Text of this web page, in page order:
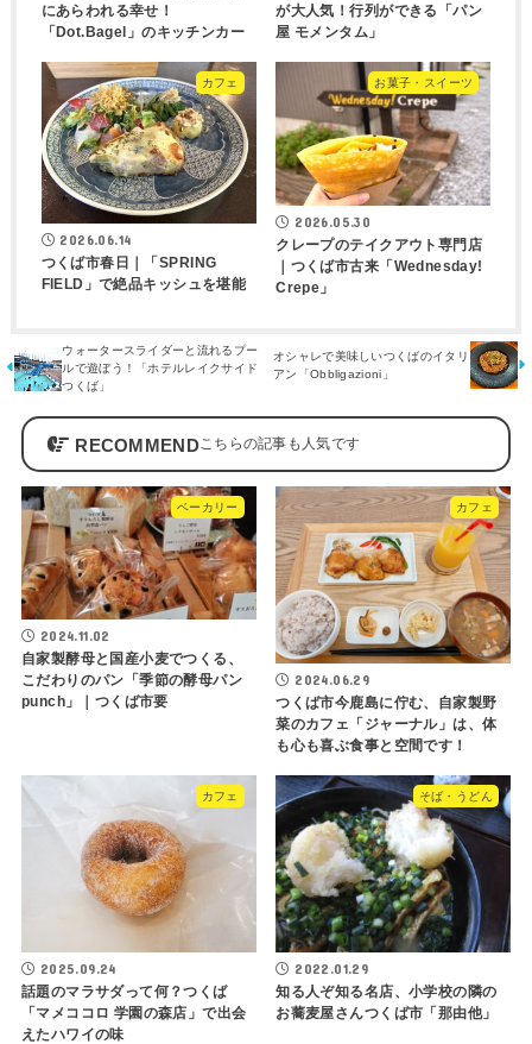
にあらわれる幸せ！
「Dot.Bagel」のキッチンカー
が大人気！行列ができる「パン
屋 モメンタム」
カフェ
2026.06.14
つくば市春日｜「SPRING
FIELD」で絶品キッシュを堪能
お菓子・スイーツ
2026.05.30
クレープのテイクアウト専門店
｜つくば市古来「Wednesday!
Crepe」
ウォータースライダーと流れるプー
ルで遊ぼう！「ホテルレイクサイド
つくば」
オシャレで美味しいつくばのイタリ
アン「Obbligazioni」
RECOMMEND
ベーカリー
2024.11.02
自家製酵母と国産小麦でつくる、
こだわりのパン「季節の酵母パン
punch」｜つくば市要
カフェ
2024.06.29
つくば市今鹿島に佇む、自家製野
菜のカフェ「ジャーナル」は、体
も心も喜ぶ食事と空間です！
カフェ
2025.09.24
話題のマラサダって何？つくば
「マメココロ 学園の森店」で出会
えたハワイの味
そば・うどん
2022.01.29
知る人ぞ知る名店、小学校の隣の
お蕎麦屋さんつくば市「那由他」